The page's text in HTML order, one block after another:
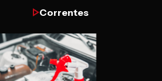
Correntes